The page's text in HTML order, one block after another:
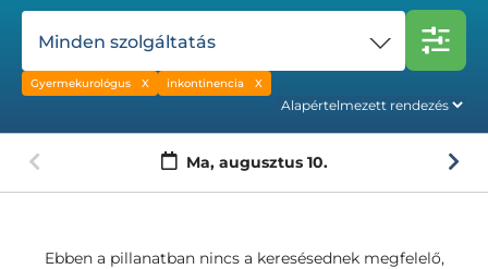
Minden szolgáltatás
Gyermekurológus inkontinencia
Ma, augusztus 10.
Ebben a pillanatban nincs a keresésednek megfelelő,